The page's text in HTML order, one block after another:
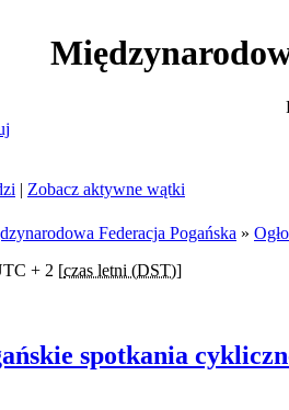
| Zobacz aktywne wątki
Federacja Pogańska »
+ 2 [czas letni (DST)]
spotkania